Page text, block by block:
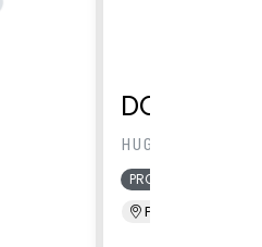
HUGE HD120
PRONTA CONSEGNA
Presso Terzi